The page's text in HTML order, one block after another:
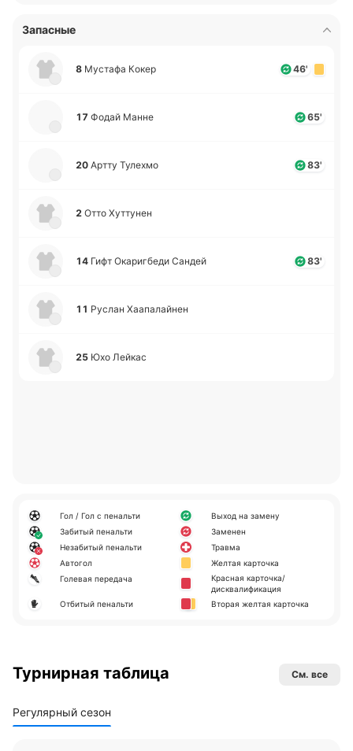
Запасные
8 Му­ста­фа Кокер 46'
17 Фодай Манне 65'
20 Артту Ту­ле­хмо 83'
2 Отто Ху­тту­нен
14 Гифт Ока­ри­гбе­ди Сандей 83'
11 Руслан Хаа­па­лай­нен
25 Юхо Лейкас
Гол / Гол с пенальти
Забитый пенальти
Незабитый пенальти
Автогол
Голевая передача
Отбитый пенальти
Выход на замену
Заменен
Травма
Желтая карточка
Красная карточка/
дисквалификация
Вторая желтая карточка
Турнирная таблица См. все
Регулярный сезон